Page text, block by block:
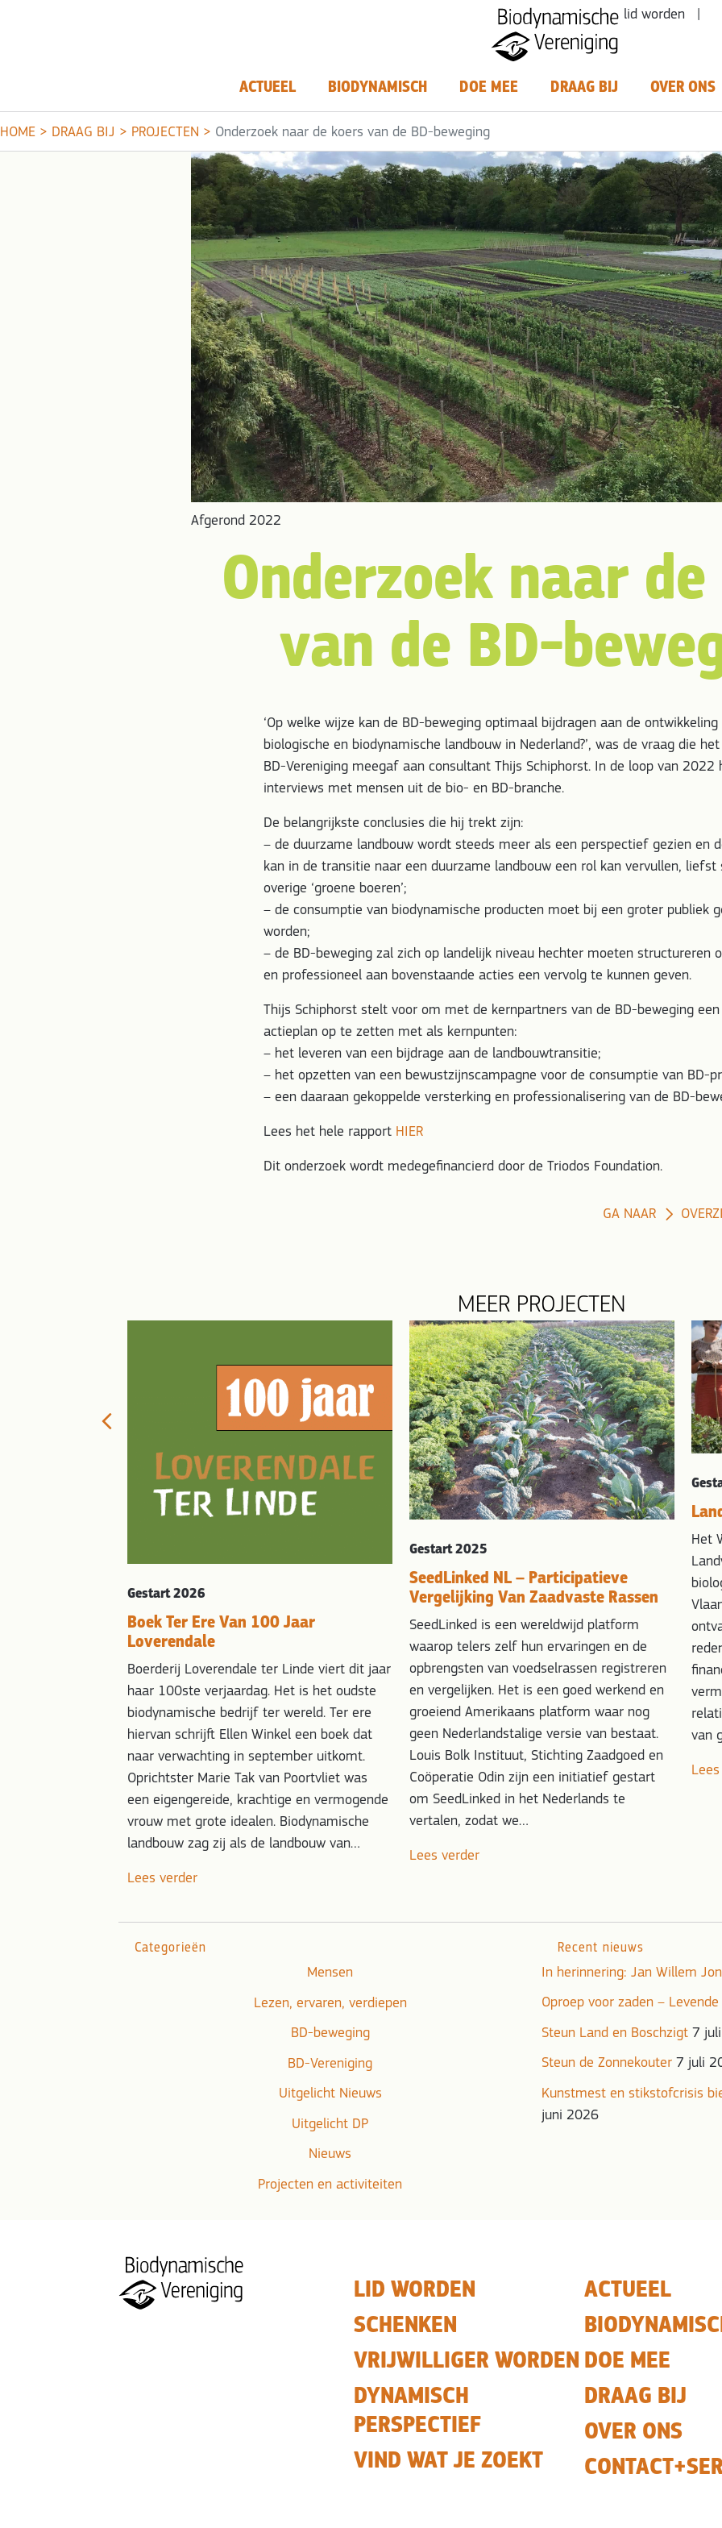
lid worden |
ACTUEEL BIODYNAMISCH DOE MEE DRAAG BIJ OVER ONS
HOME > DRAAG BIJ > PROJECTEN > Onderzoek naar de koers van de BD-beweging
Afgerond 2022
Onderzoek naar
van de BD-
‘Op welke wijze kan de BD-beweging optimaal bijdragen aan de ontwikkeling
biologische en biodynamische landbouw in Nederland?’, was de vraag die
BD-Vereniging meegaf aan consultant Thijs Schiphorst. In de loop van 2022
interviews met mensen uit de bio- en BD-branche.
De belangrijkste conclusies die hij trekt zijn:
– de duurzame landbouw wordt steeds meer als een perspectief gezien en
kan in de transitie naar een duurzame landbouw een rol kan vervullen, liefst
overige ‘groene boeren’;
– de consumptie van biodynamische producten moet bij een groter publiek
worden;
– de BD-beweging zal zich op landelijk niveau hechter moeten structureren
en professioneel aan bovenstaande acties een vervolg te kunnen geven.
Thijs Schiphorst stelt voor om met de kernpartners van de BD-beweging
actieplan op te zetten met als kernpunten:
– het leveren van een bijdrage aan de landbouwtransitie;
– het opzetten van een bewustzijnscampagne voor de consumptie van BD-
– een daaraan gekoppelde versterking en professionalisering van de BD-
Lees het hele rapport HIER
Dit onderzoek wordt medegefinancierd door de Triodos Foundation.
GA NAAR
MEER PROJECTEN
Gestart 2026
Boek Ter Ere Van 100 Jaar
Loverendale
Boerderij Loverendale ter Linde viert dit jaar
haar 100ste verjaardag. Het is het oudste
biodynamische bedrijf ter wereld. Ter ere
hiervan schrijft Ellen Winkel een boek dat
naar verwachting in september uitkomt.
Oprichtster Marie Tak van Poortvliet was
een eigengereide, krachtige en vermogende
vrouw met grote idealen. Biodynamische
landbouw zag zij als de landbouw van…
Lees verder
Gestart 2025
SeedLinked NL – Participatieve
Vergelijking Van Zaadvaste Rassen
SeedLinked is een wereldwijd platform
waarop telers zelf hun ervaringen en de
opbrengsten van voedselrassen registreren
en vergelijken. Het is een goed werkend en
groeiend Amerikaans platform waar nog
geen Nederlandstalige versie van bestaat.
Louis Bolk Instituut, Stichting Zaadgoed en
Coöperatie Odin zijn een initiatief gestart
om SeedLinked in het Nederlands te
vertalen, zodat we…
Lees verder
Het
van
Previous
Categorieën
Mensen
Lezen, ervaren, verdiepen
BD-beweging
BD-Vereniging
Uitgelicht Nieuws
Uitgelicht DP
Nieuws
Projecten en activiteiten
Recent nieuws
In herinnering: Jan Willem
Oproep voor zaden –
Steun Land en Boschzigt 7
Steun de Zonnekouter 7 juli
Kunstmest en stikstofcrisis
juni 2026
LID WORDEN
SCHENKEN
VRIJWILLIGER WORDEN
DYNAMISCH
PERSPECTIEF
VIND WAT JE ZOEKT
ACTUEEL
DOE MEE
DRAAG BIJ
OVER ONS